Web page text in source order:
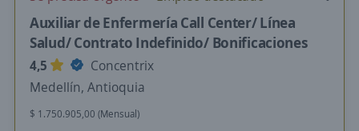
Auxiliar de Enfermería Call Center/ Línea
Salud/ Contrato Indefinido/ Bonificaciones
4,5
Concentrix
Medellín, Antioquia
$ 1.750.905,00 (Mensual)